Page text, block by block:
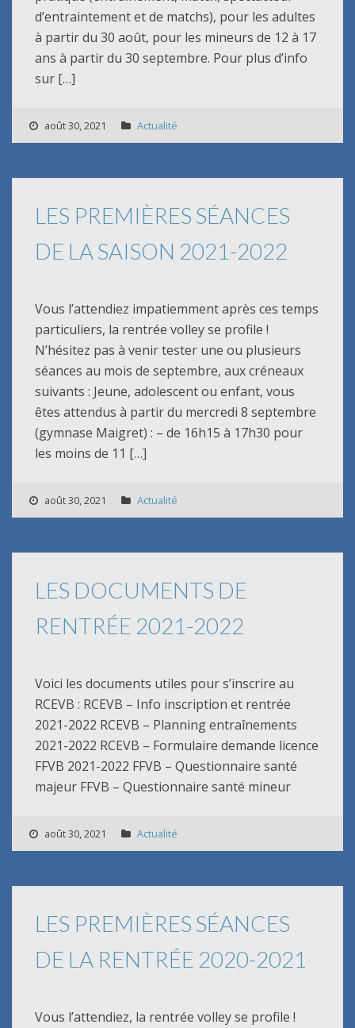
d’entraintement et de matchs), pour les adultes
à partir du 30 août, pour les mineurs de 12 à 17
ans à partir du 30 septembre. Pour plus d’info
sur […]
août 30, 2021 Actualité
LES PREMIÈRES SÉANCES
DE LA SAISON 2021-2022
Vous l’attendiez impatiemment après ces temps
particuliers, la rentrée volley se profile !
N’hésitez pas à venir tester une ou plusieurs
séances au mois de septembre, aux créneaux
suivants : Jeune, adolescent ou enfant, vous
êtes attendus à partir du mercredi 8 septembre
(gymnase Maigret) : – de 16h15 à 17h30 pour
les moins de 11 […]
août 30, 2021 Actualité
LES DOCUMENTS DE
RENTRÉE 2021-2022
Voici les documents utiles pour s’inscrire au
RCEVB : RCEVB – Info inscription et rentrée
2021-2022 RCEVB – Planning entraînements
2021-2022 RCEVB – Formulaire demande licence
FFVB 2021-2022 FFVB – Questionnaire santé
majeur FFVB – Questionnaire santé mineur
août 30, 2021 Actualité
LES PREMIÈRES SÉANCES
DE LA RENTRÉE 2020-2021
Vous l’attendiez, la rentrée volley se profile !